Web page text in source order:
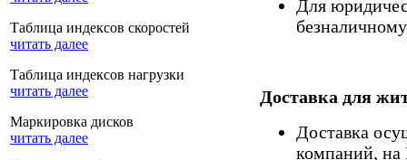
Таблица индексов скоростей
читать далее
Таблица индексов нагрузки
читать далее
Маркировка дисков
читать далее
Для
Доставка для
Доставка
компаний,